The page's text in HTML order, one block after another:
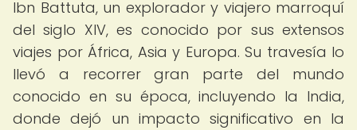
Ibn Battuta, un explorador y viajero marroquí
del siglo XIV, es conocido por sus extensos
viajes por África, Asia y Europa. Su travesía lo
llevó a recorrer gran parte del mundo
conocido en su época, incluyendo la India,
donde dejó un impacto significativo en la